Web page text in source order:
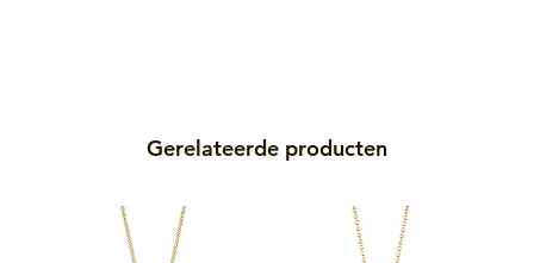
Gerelateerde producten